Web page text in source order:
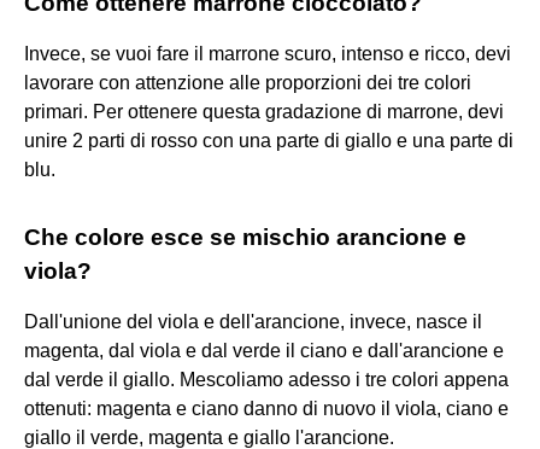
Invece, se vuoi fare il marrone scuro, intenso e ricco, devi
lavorare con attenzione alle proporzioni dei tre colori
primari. Per ottenere questa gradazione di marrone, devi
unire 2 parti di rosso con una parte di giallo e una parte di
blu.
Che colore esce se mischio arancione e
viola?
Dall'unione del viola e dell'arancione, invece, nasce il
magenta, dal viola e dal verde il ciano e dall'arancione e
dal verde il giallo. Mescoliamo adesso i tre colori appena
ottenuti: magenta e ciano danno di nuovo il viola, ciano e
giallo il verde, magenta e giallo l'arancione.